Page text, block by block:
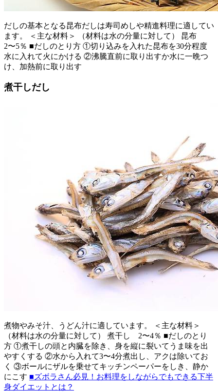
だしの基本となる昆布だしは寿司めしや精進料理に適してい
ます。 ＜主な材料＞ （材料は水の分量に対して） 昆布
2〜5％ ■だしのとり方 ①切り込みを入れた昆布を30分程度
水に入れて火にかける ②沸騰直前に取り出すか水に一晩つ
け、加熱前に取り出す
煮干しだし
煮物やみそ汁、うどん汁に適しています。 ＜主な材料＞
（材料は水の分量に対して） 煮干し 2〜4％ ■だしのとり
方 ①煮干しの頭と内臓を除き、身を縦に裂いてうま味を出
やすくする ②水から入れて3〜4分煮出し、アクは除いてお
く ③ボールにザルを乗せてキッチンペーパーをしき、静か
にこす ■ズボラさん必見！お料理をしながらでもできる下半
身ダイエットとは？